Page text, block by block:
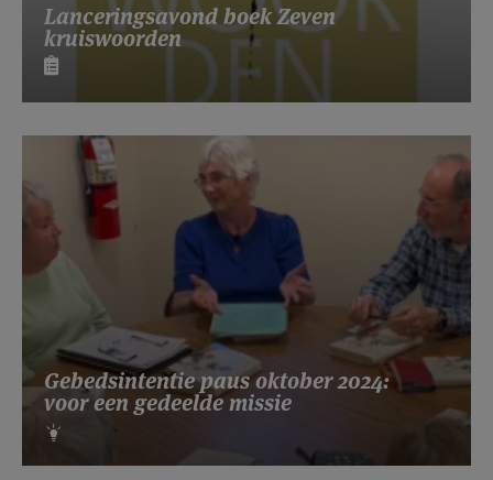
Lanceringsavond boek Zeven
kruiswoorden
Gebedsintentie paus oktober 2024:
voor een gedeelde missie